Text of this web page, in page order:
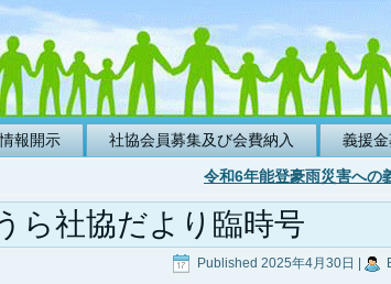
情報開示 社協会員募集及び会費納入 義援
令和6年能登豪雨災害への
ら社協だより臨時号
Published 2025年4月30日